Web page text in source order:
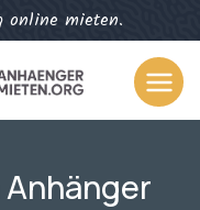
online mieten.